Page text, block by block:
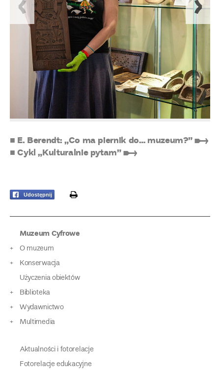
■ E. Berendt: „Co ma piernik do… muzeum?” ➸
■ Cykl „Kulturalnie pytam” ➸
Udostępnij print
Muzeum Cyfrowe
O muzeum
Konserwacja
Użyczenia obiektów
Biblioteka
Wydawnictwo
Multimedia
Aktualności i fotorelacje
Fotorelacje edukacyjne